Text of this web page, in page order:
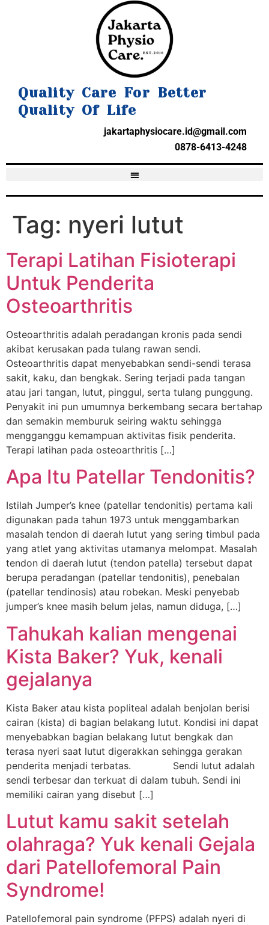
Quality Care For Better
Quality Of Life
jakartaphysiocare.id@gmail.com
0878-6413-4248
Tag: nyeri lutut
Terapi Latihan Fisioterapi
Untuk Penderita
Osteoarthritis
Osteoarthritis adalah peradangan kronis pada sendi
akibat kerusakan pada tulang rawan sendi.
Osteoarthritis dapat menyebabkan sendi-sendi terasa
sakit, kaku, dan bengkak. Sering terjadi pada tangan
atau jari tangan, lutut, pinggul, serta tulang punggung.
Penyakit ini pun umumnya berkembang secara bertahap
dan semakin memburuk seiring waktu sehingga
mengganggu kemampuan aktivitas fisik penderita.
Terapi latihan pada osteoarthritis […]
Apa Itu Patellar Tendonitis?
Istilah Jumper’s knee (patellar tendonitis) pertama kali
digunakan pada tahun 1973 untuk menggambarkan
masalah tendon di daerah lutut yang sering timbul pada
yang atlet yang aktivitas utamanya melompat. Masalah
tendon di daerah lutut (tendon patella) tersebut dapat
berupa peradangan (patellar tendonitis), penebalan
(patellar tendinosis) atau robekan. Meski penyebab
jumper’s knee masih belum jelas, namun diduga, […]
Tahukah kalian mengenai
Kista Baker? Yuk, kenali
gejalanya
Kista Baker atau kista popliteal adalah benjolan berisi
cairan (kista) di bagian belakang lutut. Kondisi ini dapat
menyebabkan bagian belakang lutut bengkak dan
terasa nyeri saat lutut digerakkan sehingga gerakan
penderita menjadi terbatas. Sendi lutut adalah
sendi terbesar dan terkuat di dalam tubuh. Sendi ini
memiliki cairan yang disebut […]
Lutut kamu sakit setelah
olahraga? Yuk kenali Gejala
dari Patellofemoral Pain
Syndrome!
Patellofemoral pain syndrome (PFPS) adalah nyeri di